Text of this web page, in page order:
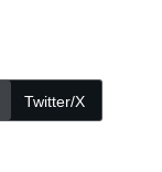
Twitter/X